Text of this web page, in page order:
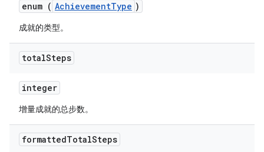
enum ( AchievementType )
成就的类型。
totalSteps
integer
增量成就的总步数。
formattedTotalSteps